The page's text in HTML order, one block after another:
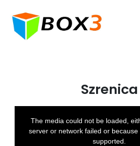
Szrenica